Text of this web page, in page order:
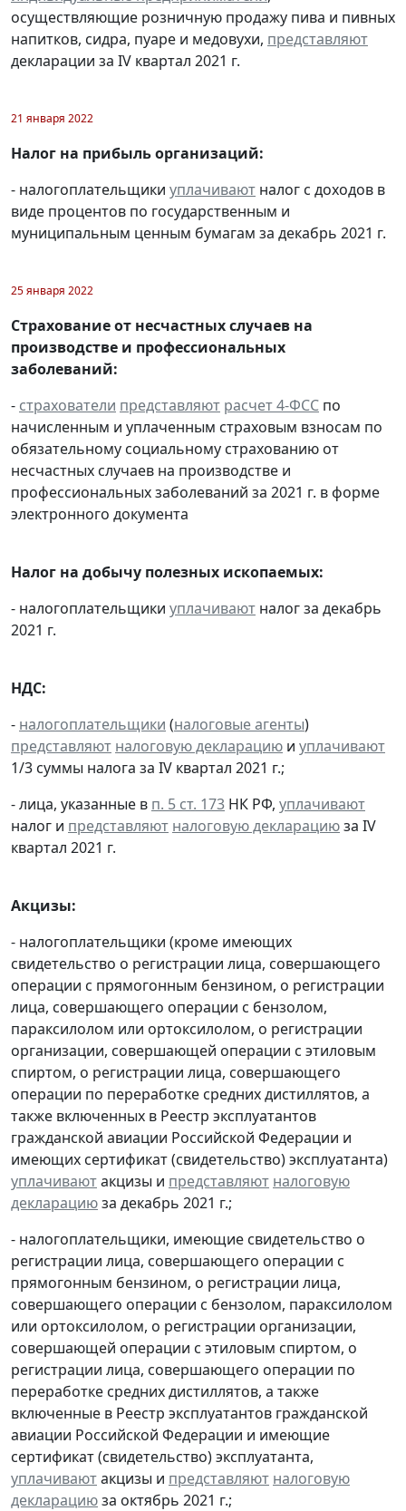
осуществляющие розничную продажу пива и пивных
напитков, сидра, пуаре и медовухи, представляют
декларации за IV квартал 2021 г.
21 января 2022
Налог на прибыль организаций:
- налогоплательщики уплачивают налог с доходов в
виде процентов по государственным и
муниципальным ценным бумагам за декабрь 2021 г.
25 января 2022
Страхование от несчастных случаев на
производстве и профессиональных
заболеваний:
- страхователи представляют расчет 4-ФСС по
начисленным и уплаченным страховым взносам по
обязательному социальному страхованию от
несчастных случаев на производстве и
профессиональных заболеваний за 2021 г. в форме
электронного документа
Налог на добычу полезных ископаемых:
- налогоплательщики уплачивают налог за декабрь
2021 г.
НДС:
- налогоплательщики (налоговые агенты)
представляют налоговую декларацию и уплачивают
1/3 суммы налога за IV квартал 2021 г.;
- лица, указанные в п. 5 ст. 173 НК РФ, уплачивают
налог и представляют налоговую декларациюза IV
квартал 2021 г.
Акцизы:
- налогоплательщики (кроме имеющих
свидетельство о регистрации лица, совершающего
операции с прямогонным бензином, о регистрации
лица, совершающего операции с бензолом,
параксилолом или ортоксилолом, о регистрации
организации, совершающей операции с этиловым
спиртом, о регистрации лица, совершающего
операции по переработке средних дистиллятов, а
также включенных в Реестр эксплуатантов
гражданской авиации Российской Федерации и
имеющих сертификат (свидетельство) эксплуатанта)
уплачиваютакцизы и представляют налоговую
декларациюза декабрь 2021 г.;
- налогоплательщики, имеющие свидетельство о
регистрации лица, совершающего операции с
прямогонным бензином, о регистрации лица,
совершающего операции с бензолом, параксилолом
или ортоксилолом, о регистрации организации,
совершающей операции с этиловым спиртом, о
регистрации лица, совершающего операции по
переработке средних дистиллятов, а также
включенные в Реестр эксплуатантов гражданской
авиации Российской Федерации и имеющие
сертификат (свидетельство) эксплуатанта,
уплачиваютакцизы и представляют налоговую
декларациюза октябрь 2021 г.;